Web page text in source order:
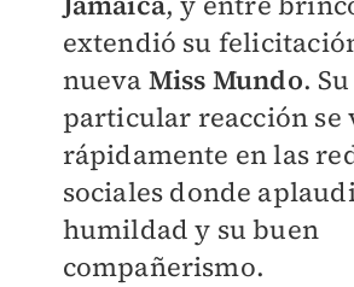
extendió su
nueva Miss Mundo. Su
particular reacción
rápidamente en las
sociales donde
humildad y su buen
compañerismo.